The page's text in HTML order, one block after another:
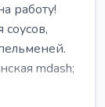
работу!
mdash;